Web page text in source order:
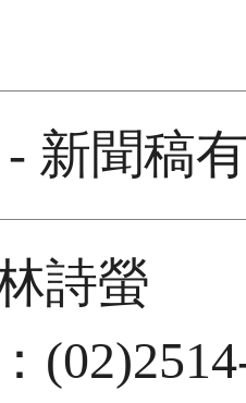
- 新聞稿
詩螢